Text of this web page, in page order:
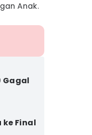
Anak.
Gagal
Final